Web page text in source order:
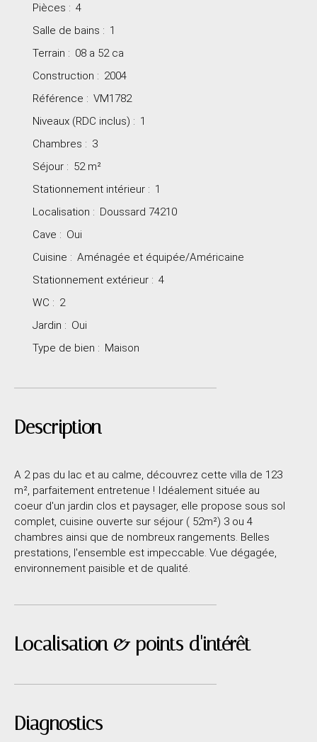
Pièces : 4
Salle de bains : 1
Terrain : 08 a 52 ca
Construction : 2004
Référence : VM1782
Niveaux (RDC inclus) : 1
Chambres : 3
Séjour : 52 m²
Stationnement intérieur : 1
Localisation : Doussard 74210
Cave : Oui
Cuisine : Aménagée et équipée/Américaine
Stationnement extérieur : 4
WC : 2
Jardin : Oui
Type de bien : Maison
Description
A 2 pas du lac et au calme, découvrez cette villa de 123
m², parfaitement entretenue ! Idéalement située au
coeur d'un jardin clos et paysager, elle propose sous sol
complet, cuisine ouverte sur séjour ( 52m²) 3 ou 4
chambres ainsi que de nombreux rangements. Belles
prestations, l'ensemble est impeccable. Vue dégagée,
environnement paisible et de qualité.
Localisation & points d'intérêt
Diagnostics